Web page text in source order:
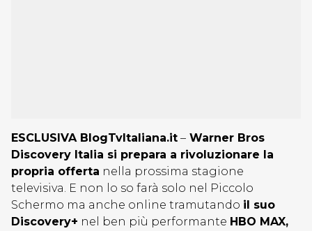
ESCLUSIVA BlogTvItaliana.it – Warner Bros
Discovery Italia si prepara a rivoluzionare la
propria offerta nella prossima stagione
televisiva. E non lo so farà solo nel Piccolo
Schermo ma anche online tramutando il suo
Discovery+ nel ben più performante HBO MAX,